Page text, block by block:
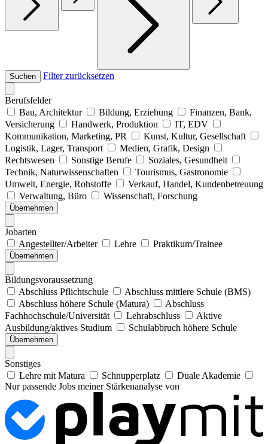
Suchen Filter zurücksetzen
Berufsfelder
Bau, Architektur
Bildung, Erziehung
Finanzen, Bank,
Versicherung
Handwerk, Produktion
IT, EDV
Kommunikation, Marketing, PR
Kunst, Kultur, Gesellschaft
Logistik, Lager, Transport
Medien, Grafik, Design
Rechtswesen
Sonstige Berufe
Soziales, Gesundheit
Technik, Naturwissenschaften
Tourismus, Gastronomie
Umwelt, Energie, Rohstoffe
Verkauf, Handel, Kundenbetreuung
Verwaltung, Büro
Wissenschaft, Forschung
Übernehmen
Jobarten
Angestellter/Arbeiter
Lehre Praktikum/Trainee
Übernehmen
Bildungsvoraussetzung
Abschluss Pflichtschule
Abschluss mittlere Schule (BMS)
Abschluss höhere Schule (Matura)
Abschluss
Fachhochschule/Universität
Lehrabschluss
Aktive
Ausbildung/aktives Studium
Schulabbruch höhere Schule
Übernehmen
Sonstiges
Lehre mit Matura
Schnupperplatz
Duale Akademie
Nur passende Jobs meiner Stärkenanalyse von